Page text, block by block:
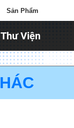
Sản Phẩm
Thư Viện